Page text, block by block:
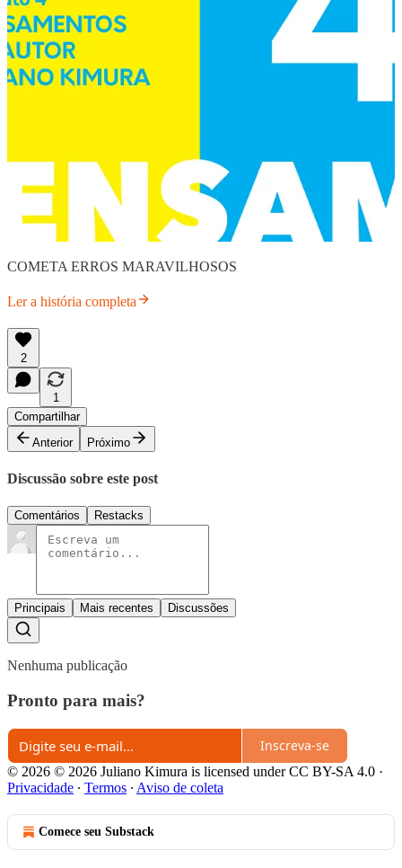
COMETA ERROS MARAVILHOSOS
Ler a história completa
2
1
Compartilhar
Anterior
Próximo
Discussão sobre este post
Comentários Restacks
Principais Mais recentes Discussões
Nenhuma publicação
Pronto para mais?
Inscreva-se
© 2026 © 2026 Juliano Kimura is licensed under CC BY-SA 4.0 ·
Privacidade ∙ Termos ∙ Aviso de coleta
Comece seu Substack